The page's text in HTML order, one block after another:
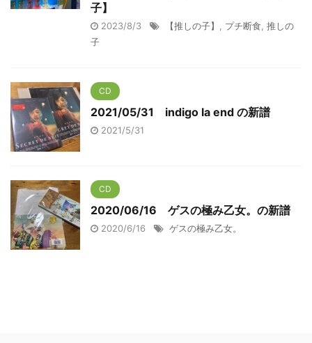
子】
2023/8/3 【推しの子】 プチ断食 推しの
子
CD
2021/05/31 indigo la end の新譜
2021/5/31
CD
2020/06/16 ゲスの極み乙女。の新譜
2020/6/16 ゲスの極み乙女。